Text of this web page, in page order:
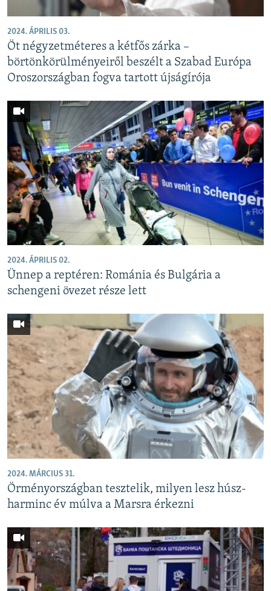
2024. ÁPRILIS 03.
Öt négyzetméteres a kétfős zárka –
börtönkörülményeiről beszélt a Szabad Európa
Oroszországban fogva tartott újságírója
2024. ÁPRILIS 02.
Ünnep a reptéren: Románia és Bulgária a
schengeni övezet része lett
2024. MÁRCIUS 31.
Örményországban tesztelik, milyen lesz húsz-
harminc év múlva a Marsra érkezni